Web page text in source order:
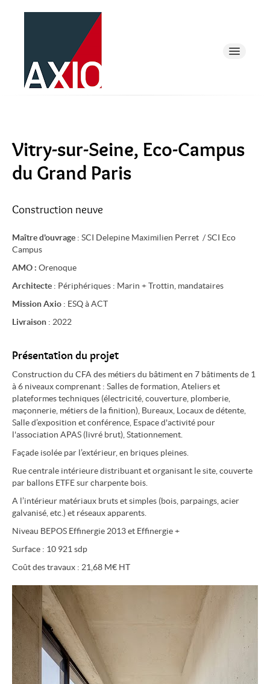
Equipe et Moyens
Recrutement
Contact
Vitry-sur-Seine, Eco-Campus
du Grand Paris
Construction neuve
Maître d'ouvrage : SCI Delepine Maximilien Perret / SCI Eco
Campus
AMO : Orenoque
Architecte : Périphériques : Marin + Trottin, mandataires
Mission Axio : ESQ à ACT
Livraison : 2022
Présentation du projet
Construction du CFA des métiers du bâtiment en 7 bâtiments de 1
à 6 niveaux comprenant : Salles de formation, Ateliers et
plateformes techniques (électricité, couverture, plomberie,
maçonnerie, métiers de la finition), Bureaux, Locaux de détente,
Salle d’exposition et conférence, Espace d'activité pour
l'association APAS (livré brut), Stationnement.
Façade isolée par l’extérieur, en briques pleines.
Rue centrale intérieure distribuant et organisant le site, couverte
par ballons ETFE sur charpente bois.
A l’intérieur matériaux bruts et simples (bois, parpaings, acier
galvanisé, etc.) et réseaux apparents.
Niveau BEPOS Effinergie 2013 et Effinergie +
Surface : 10 921 sdp
Coût des travaux : 21,68 M€ HT